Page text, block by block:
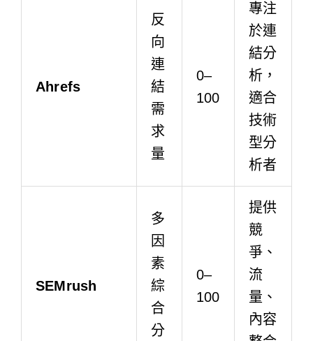
Ahrefs
反
向
連
結
需
求
量
0–
100
專注
於連
結分
析，
適合
技術
型分
析者
SEMrush
多
因
素
綜
合
分
0–
100
提供
競
爭、
流
量、
內容